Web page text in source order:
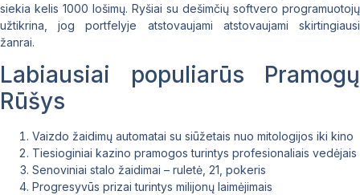
siekia kelis 1000 lošimų. Ryšiai su dešimčių softvero programuotojų
užtikrina, jog portfelyje atstovaujami atstovaujami skirtingiausi
žanrai.
Labiausiai populiarūs Pramogų
Rūšys
Vaizdo žaidimų automatai su siūžetais nuo mitologijos iki kino
Tiesioginiai kazino pramogos turintys profesionaliais vedėjais
Senoviniai stalo žaidimai – ruletė, 21, pokeris
Progresyvūs prizai turintys milijonų laimėjimais